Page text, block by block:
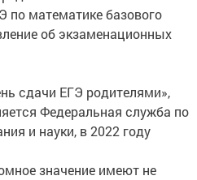
по математике базового
об экзаменационных
сдачи ЕГЭ родителями»,
Федеральная служба по
и науки, в 2022 году
значение имеют не